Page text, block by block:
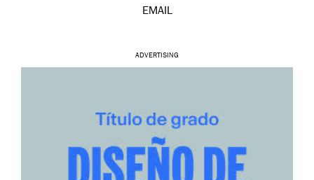
EMAIL
ADVERTISING